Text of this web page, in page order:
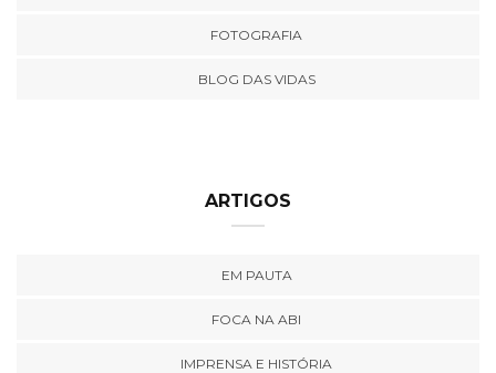
FOTOGRAFIA
BLOG DAS VIDAS
ARTIGOS
EM PAUTA
FOCA NA ABI
IMPRENSA E HISTÓRIA